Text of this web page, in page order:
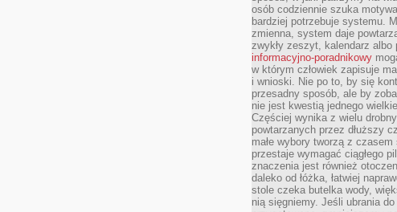
osób codziennie szuka
bardziej potrzebuje systemu.
zmienna, system daje
zwykły zeszyt, kalendarz albo
informacyjno-poradnikowy
w którym człowiek zapisuje
i wnioski. Nie po to, by się
przesadny sposób, ale by
nie jest kwestią jednego
Częściej wynika z wielu
powtarzanych przez dłuższy
małe wybory tworzą z
przestaje wymagać ciągłego
znaczenia jest również
daleko od łóżka, łatwiej
stole czeka butelka wody,
nią sięgniemy. Jeśli ubrania